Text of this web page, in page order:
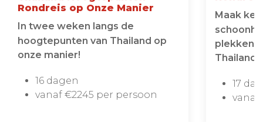
Rondreis op Onze Manier
In twee weken langs de
hoogtepunten van Thailand op
onze manier!
16 dagen
vanaf €2245 per persoon
Maak
plekken
Thailand
17
vanaf